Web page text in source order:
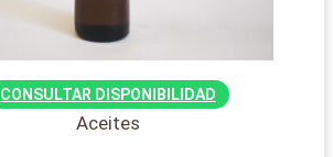
CONSULTAR DISPONIBILIDAD
Aceites